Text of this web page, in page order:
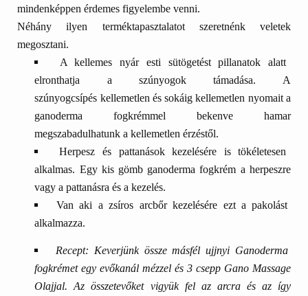
mindenképpen érdemes figyelembe venni.
Néhány ilyen terméktapasztalatot szeretnénk veletek
megosztani.
A kellemes nyár esti sütögetést pillanatok alatt
elronthatja a szúnyogok támadása. A
szúnyogcsípés kellemetlen és sokáig kellemetlen nyomait a
ganoderma fogkrémmel bekenve hamar
megszabadulhatunk a kellemetlen érzéstől.
Herpesz és pattanásokkezelésére is tökéletesen
alkalmas. Egy kis gömb ganoderma fogkrém a herpeszre
vagy a pattanásra és a kezelés.
Van aki azsíros arcbőrkezelésére ezt a pakolást
alkalmazza.
Recept: Keverjünk össze másfél ujjnyi Ganoderma
fogkrémet egy evőkanál mézzel és 3 csepp Gano Massage
Olajjal. Az összetevőket vigyük fel az arcra és az így